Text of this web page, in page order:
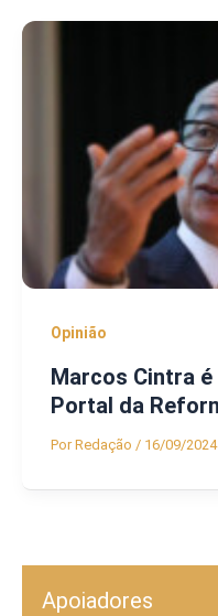
Opinião
Marcos Cintra
Portal da
PorRedação / 16/09/2024
Apoiadores